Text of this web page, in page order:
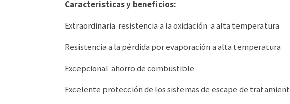
Caracteristicas y beneficios:
Extraordinaria resistencia a la oxidación a alta temperatura
Resistencia a la pérdida por evaporación a alta temperatura
Excepcional ahorro de combustible
Excelente protección de los sistemas de escape de